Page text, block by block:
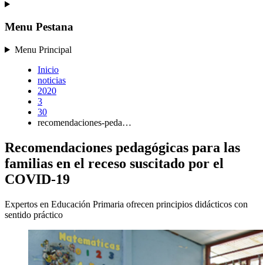
Menu Pestana
Menu Principal
Inicio
noticias
2020
3
30
recomendaciones-peda…
Recomendaciones pedagógicas para las
familias en el receso suscitado por el
COVID-19
Expertos en Educación Primaria ofrecen principios didácticos con
sentido práctico